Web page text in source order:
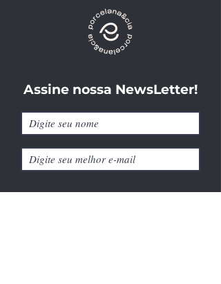
Assine nossa NewsLetter!